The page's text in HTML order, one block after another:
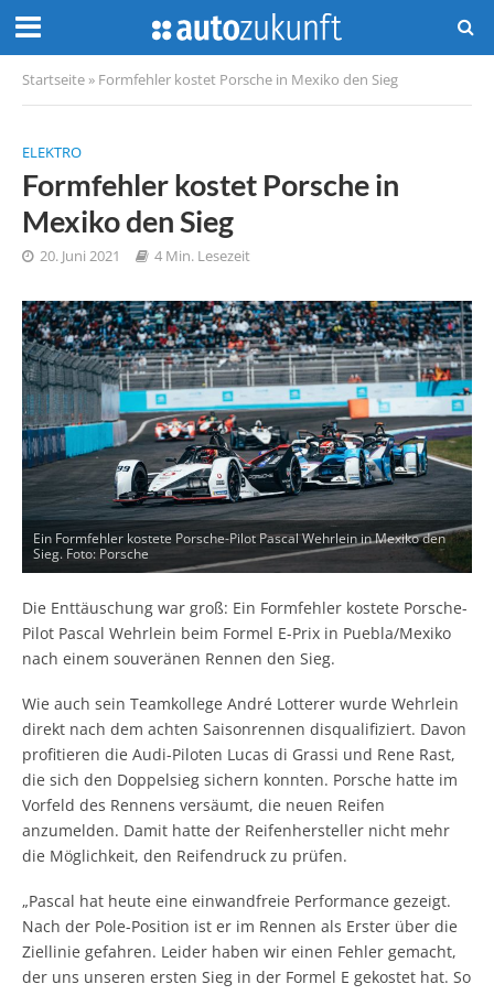
Startseite » Formfehler kostet Porsche in Mexiko den Sieg
ELEKTRO
Formfehler kostet Porsche in
Mexiko den Sieg
20. Juni 2021 4 Min. Lesezeit
Ein Formfehler kostete Porsche-Pilot Pascal Wehrlein in Mexiko den
Sieg. Foto: Porsche
Die Enttäuschung war groß: Ein Formfehler kostete Porsche-
Pilot Pascal Wehrlein beim Formel E-Prix in Puebla/Mexiko
nach einem souveränen Rennen den Sieg.
Wie auch sein Teamkollege André Lotterer wurde Wehrlein
direkt nach dem achten Saisonrennen disqualifiziert. Davon
profitieren die Audi-Piloten Lucas di Grassi und Rene Rast,
die sich den Doppelsieg sichern konnten. Porsche hatte im
Vorfeld des Rennens versäumt, die neuen Reifen
anzumelden. Damit hatte der Reifenhersteller nicht mehr
die Möglichkeit, den Reifendruck zu prüfen.
„Pascal hat heute eine einwandfreie Performance gezeigt.
Nach der Pole-Position ist er im Rennen als Erster über die
Ziellinie gefahren. Leider haben wir einen Fehler gemacht,
der uns unseren ersten Sieg in der Formel E gekostet hat. So